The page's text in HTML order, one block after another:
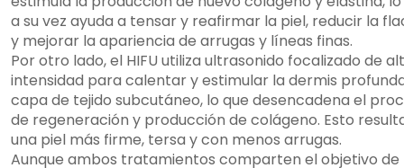
a su vez ayuda a tensar y reafirmar la piel, reducir la
y mejorar la apariencia de arrugas y líneas finas.
Por otro lado, el HIFU utiliza ultrasonido focalizado de
intensidad para calentar y estimular la dermis
capa de tejido subcutáneo, lo que desencadena el
de regeneración y producción de colágeno. Esto
una piel más firme, tersa y con menos arrugas.
Aunque ambos tratamientos comparten el objetivo de